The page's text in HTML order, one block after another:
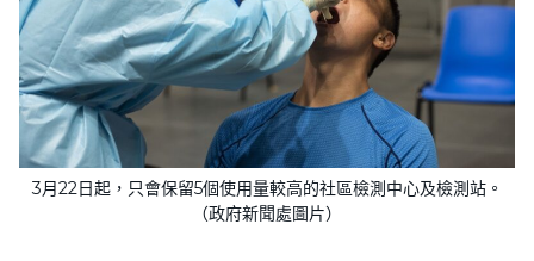
3月22日起，只會保留5個使用量較高的社區檢測中心及檢測站。
（政府新聞處圖片）